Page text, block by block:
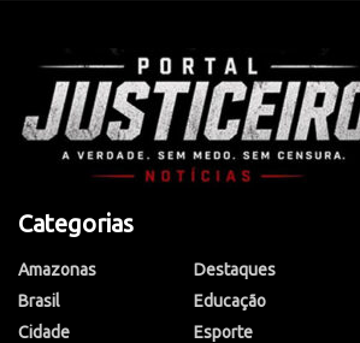
Categorias
Amazonas
Brasil
Cidade
Destaques
Educação
Esporte